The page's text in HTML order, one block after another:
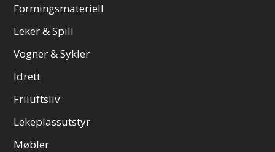
Formingsmateriell
Leker & Spill
Vogner & Sykler
Idrett
Friluftsliv
Lekeplassutstyr
Møbler